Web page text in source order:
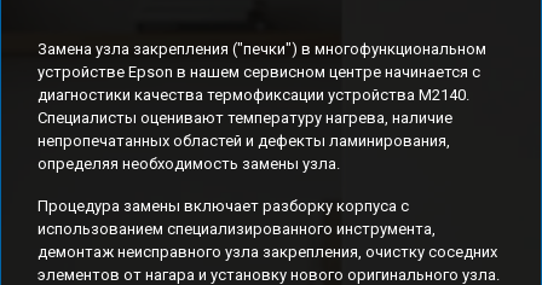
Замена узла закрепления ("печки") в многофункциональном
устройстве Epson в нашем сервисном центре начинается с
диагностики качества термофиксации устройства M2140.
Специалисты оценивают температуру нагрева, наличие
непропечатанных областей и дефекты ламинирования,
определяя необходимость замены узла.
Процедура замены включает разборку корпуса с
использованием специализированного инструмента,
демонтаж неисправного узла закрепления, очистку соседних
элементов от нагара и установку нового оригинального узла.